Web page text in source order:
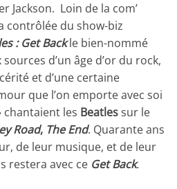
Jackson. Loin de la com’
contrôlée du show-biz
: Get Backle bien-nommé
d’un âge d’or du rock,
et d’une certaine
que l’on emporte avec soi
chantaient les Beatlessur le
Road, The End. Quarante ans
de leur musique, et de leur
restera avec ce Get Back.